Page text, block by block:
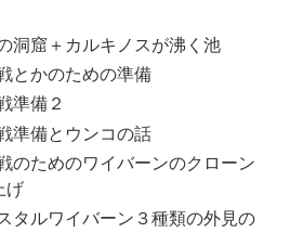
洞窟＋カルキノスが沸く池
とかのための準備
準備２
準備とウンコの話
のためのワイバーンのクローン
げ
タルワイバーン３種類の外見の